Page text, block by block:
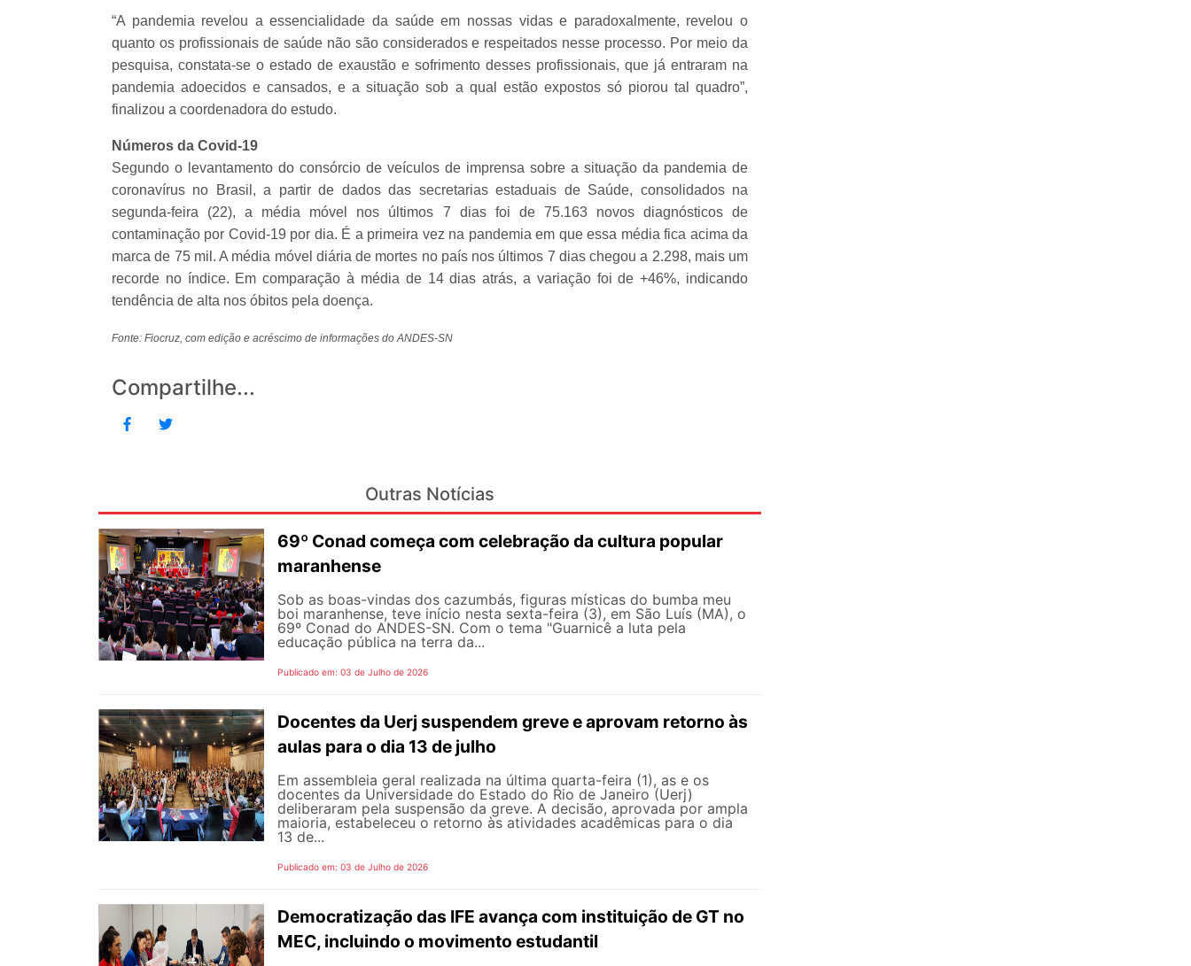
“A pandemia revelou a essencialidade da saúde em nossas vidas e paradoxalmente, revelou o
quanto os profissionais de saúde não são considerados e respeitados nesse processo. Por meio da
pesquisa, constata-se o estado de exaustão e sofrimento desses profissionais, que já entraram na
pandemia adoecidos e cansados, e a situação sob a qual estão expostos só piorou tal quadro”,
finalizou a coordenadora do estudo.
Números da Covid-19
Segundo o levantamento do consórcio de veículos de imprensa sobre a situação da pandemia de
coronavírus no Brasil, a partir de dados das secretarias estaduais de Saúde, consolidados na
segunda-feira (22), a média móvel nos últimos 7 dias foi de 75.163 novos diagnósticos de
contaminação por Covid-19 por dia. É a primeira vez na pandemia em que essa média fica acima da
marca de 75 mil. A média móvel diária de mortes no país nos últimos 7 dias chegou a 2.298, mais um
recorde no índice. Em comparação à média de 14 dias atrás, a variação foi de +46%, indicando
tendência de alta nos óbitos pela doença.
Fonte: Fiocruz, com edição e acréscimo de informações do ANDES-SN
Compartilhe...
Outras Notícias
69º Conad começa com celebração da cultura popular
maranhense
Sob as boas-vindas dos cazumbás, figuras místicas do bumba meu
boi maranhense, teve início nesta sexta-feira (3), em São Luís (MA), o
69º Conad do ANDES-SN. Com o tema "Guarnicê a luta pela
educação pública na terra da...
Publicado em: 03 de Julho de 2026
Docentes da Uerj suspendem greve e aprovam retorno às
aulas para o dia 13 de julho
Em assembleia geral realizada na última quarta-feira (1), as e os
docentes da Universidade do Estado do Rio de Janeiro (Uerj)
deliberaram pela suspensão da greve. A decisão, aprovada por ampla
maioria, estabeleceu o retorno às atividades acadêmicas para o dia
13 de...
Publicado em: 03 de Julho de 2026
Democratização das IFE avança com instituição de GT no
MEC, incluindo o movimento estudantil